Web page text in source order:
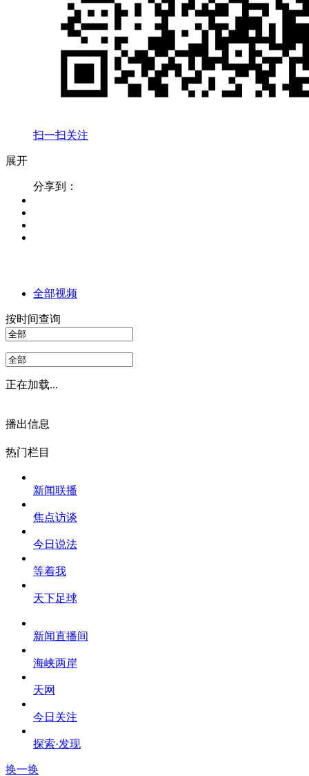
扫一扫关注
展开
分享到：
全部视频
按时间查询
正在加载...
播出信息
热门栏目
新闻联播
焦点访谈
今日说法
等着我
天下足球
新闻直播间
海峡两岸
天网
今日关注
探索·发现
换一换